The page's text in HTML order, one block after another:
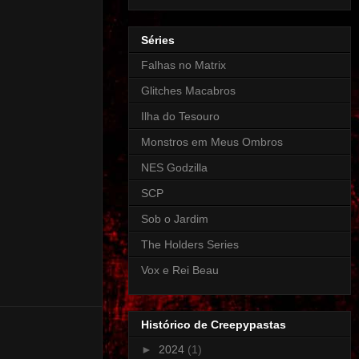
Séries
Falhas no Matrix
Glitches Macabros
Ilha do Tesouro
Monstros em Meus Ombros
NES Godzilla
SCP
Sob o Jardim
The Holders Series
Vox e Rei Beau
Histórico de Creepypastas
► 2024 (1)